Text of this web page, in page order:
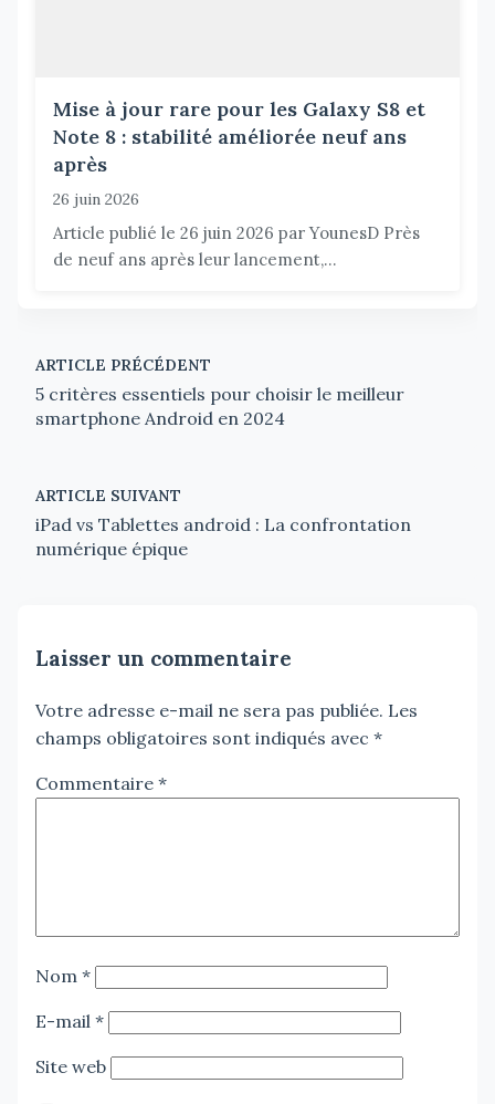
Mise à jour rare pour les Galaxy S8 et
Note 8 : stabilité améliorée neuf ans
après
26 juin 2026
Article publié le 26 juin 2026 par YounesD Près
de neuf ans après leur lancement,...
ARTICLE PRÉCÉDENT
5 critères essentiels pour choisir le meilleur
smartphone Android en 2024
ARTICLE SUIVANT
iPad vs Tablettes android : La confrontation
numérique épique
Laisser un commentaire
Votre adresse e-mail ne sera pas publiée. Les
champs obligatoires sont indiqués avec *
Commentaire *
Nom *
E-mail *
Site web